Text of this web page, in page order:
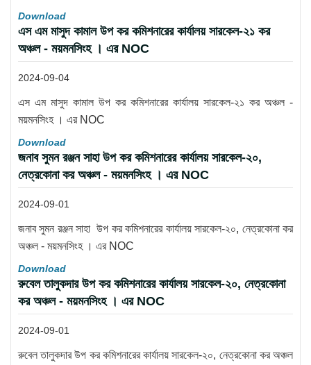
Download
এস এম মাসুদ কামাল উপ কর কমিশনারের কার্যালয় সারকেল-২১ কর
অঞ্চল - ময়মনসিংহ । এর NOC
2024-09-04
এস এম মাসুদ কামাল উপ কর কমিশনারের কার্যালয় সারকেল-২১ কর অঞ্চল -
ময়মনসিংহ । এর NOC
Download
জনাব সুমন রঞ্জন সাহা উপ কর কমিশনারের কার্যালয় সারকেল-২০,
নেত্রকোনা কর অঞ্চল - ময়মনসিংহ । এর NOC
2024-09-01
জনাব সুমন রঞ্জন সাহা উপ কর কমিশনারের কার্যালয় সারকেল-২০, নেত্রকোনা কর
অঞ্চল - ময়মনসিংহ । এর NOC
Download
রুবেল তালুকদার উপ কর কমিশনারের কার্যালয় সারকেল-২০, নেত্রকোনা
কর অঞ্চল - ময়মনসিংহ । এর NOC
2024-09-01
রুবেল তালুকদার উপ কর কমিশনারের কার্যালয় সারকেল-২০, নেত্রকোনা কর অঞ্চল